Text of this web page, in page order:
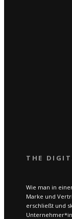
THE
Wie man in
Marke und
erschließt und